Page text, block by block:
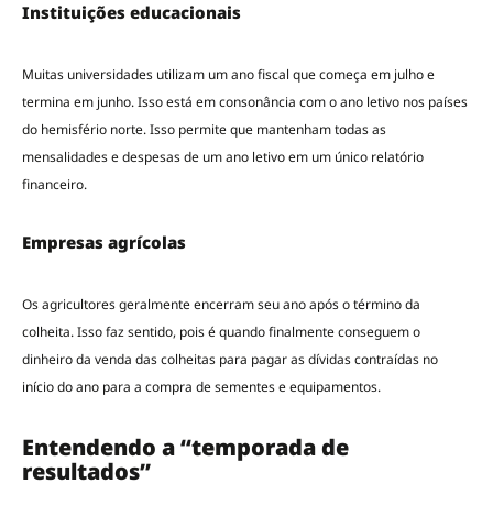
Instituições educacionais
Muitas universidades utilizam um ano fiscal que começa em julho e
termina em junho. Isso está em consonância com o ano letivo nos países
do hemisfério norte. Isso permite que mantenham todas as
mensalidades e despesas de um ano letivo em um único relatório
financeiro.
Empresas agrícolas
Os agricultores geralmente encerram seu ano após o término da
colheita. Isso faz sentido, pois é quando finalmente conseguem o
dinheiro da venda das colheitas para pagar as dívidas contraídas no
início do ano para a compra de sementes e equipamentos.
Entendendo a “temporada de
resultados”